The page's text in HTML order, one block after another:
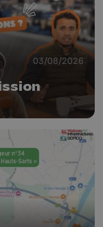
03/08/2026